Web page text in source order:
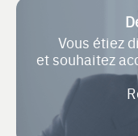
Vous étiez
et souhaitez